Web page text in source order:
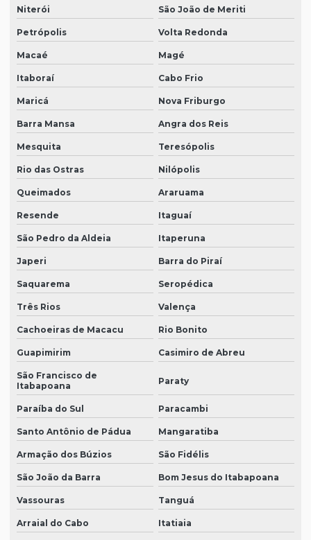
Niterói São João de Meriti
Petrópolis Volta Redonda
Macaé Magé
Itaboraí Cabo Frio
Maricá Nova Friburgo
Barra Mansa Angra dos Reis
Mesquita Teresópolis
Rio das Ostras Nilópolis
Queimados Araruama
Resende Itaguaí
São Pedro da Aldeia Itaperuna
Japeri Barra do Piraí
Saquarema Seropédica
Três Rios Valença
Cachoeiras de Macacu Rio Bonito
Guapimirim Casimiro de Abreu
São Francisco de
Itabapoana
Paraty
Paraíba do Sul Paracambi
Santo Antônio de Pádua Mangaratiba
Armação dos Búzios São Fidélis
São João da Barra Bom Jesus do Itabapoana
Vassouras Tanguá
Arraial do Cabo Itatiaia